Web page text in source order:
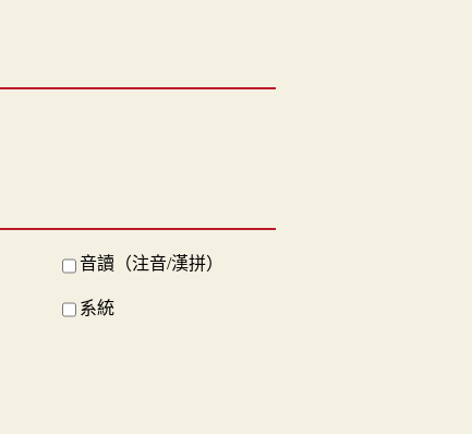
音讀（注音/漢拼）
系統